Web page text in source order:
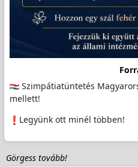
Szimpátiatüntetés
mellett!
️Legyünk ott minél többen!
Görgess tovább!